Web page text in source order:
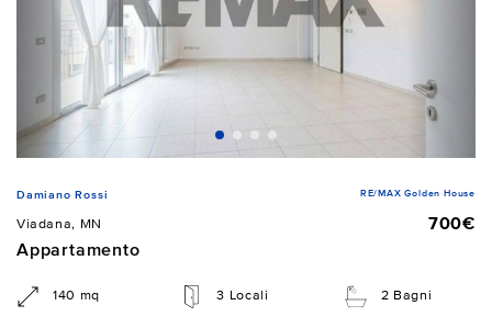
Damiano Rossi RE/MAX Golden House
Viadana, MN
700€
Appartamento
140 mq 3 Locali 2 Bagni